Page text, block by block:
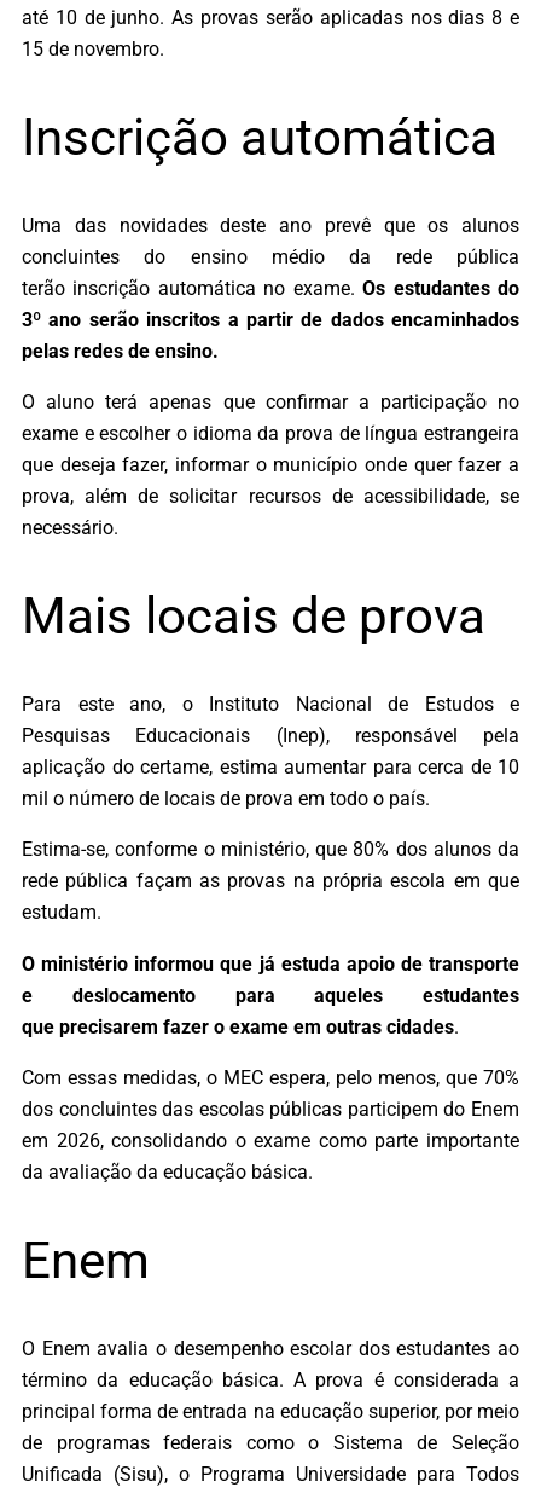
até 10 de junho. As provas serão aplicadas nos dias 8 e
15 de novembro.
Inscrição automática
Uma das novidades deste ano prevê que os alunos
concluintes do ensino médio da rede pública
terão inscrição automática no exame.Os estudantes do
3º ano serão inscritos a partir de dados encaminhados
pelas redes de ensino.
O aluno terá apenas que confirmar a participação no
exame e escolher o idioma da prova de língua estrangeira
que deseja fazer, informar o município onde quer fazer a
prova, além de solicitar recursos de acessibilidade, se
necessário.
Mais locais de prova
Para este ano, o Instituto Nacional de Estudos e
Pesquisas Educacionais (Inep), responsável pela
aplicação do certame, estima aumentar para cerca de 10
mil o número de locais de prova em todo o país.
Estima-se, conforme o ministério, que 80% dos alunos da
rede pública façam as provas na própria escola em que
estudam.
O ministério informou que já estuda apoio de transporte
e deslocamento para aqueles estudantes
que precisarem fazer o exame em outras cidades.
Com essas medidas, o MEC espera, pelo menos, que 70%
dos concluintes das escolas públicas participem do Enem
em 2026, consolidando o exame como parte importante
da avaliação da educação básica.
Enem
O Enem avalia o desempenho escolar dos estudantes ao
término da educação básica. A prova é considerada a
principal forma de entrada na educação superior, por meio
de programas federais como o Sistema de Seleção
Unificada (Sisu), o Programa Universidade para Todos